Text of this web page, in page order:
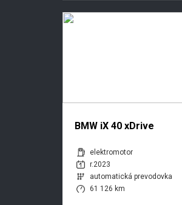
BMW iX 40 xDrive
elektromotor
r.2023
automatická prevodovka
61 126 km